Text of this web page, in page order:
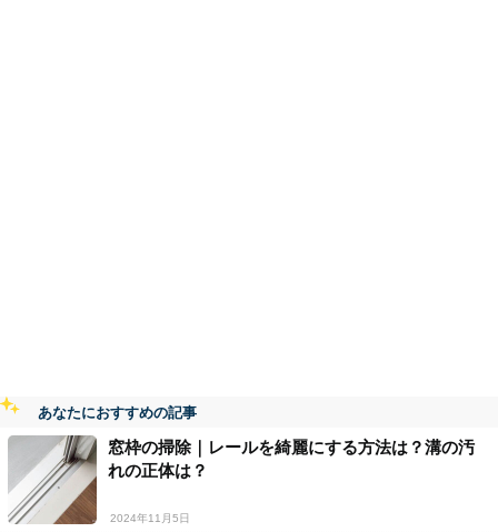
あなたにおすすめの記事
窓枠の掃除｜レールを綺麗にする方法は？溝の汚
れの正体は？
2024年11月5日